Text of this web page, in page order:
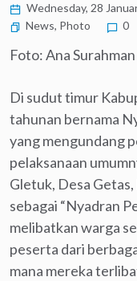
Wednesday, 28
News, Photo 0
Foto: Ana Surahman
Di sudut timur
tahunan bernama
yang mengundang
pelaksanaan
Gletuk, Desa
sebagai “Nyadran
melibatkan warga
peserta dari
mana mereka